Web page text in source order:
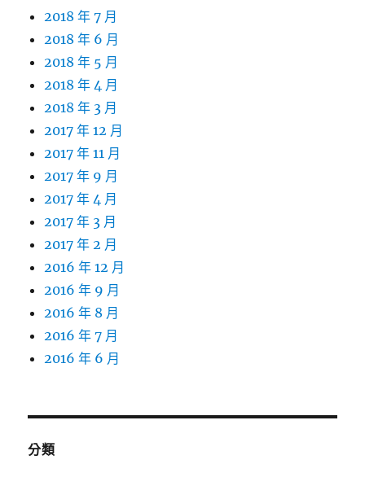
2018 年 7 月
2018 年 6 月
2018 年 5 月
2018 年 4 月
2018 年 3 月
2017 年 12 月
2017 年 11 月
2017 年 9 月
2017 年 4 月
2017 年 3 月
2017 年 2 月
2016 年 12 月
2016 年 9 月
2016 年 8 月
2016 年 7 月
2016 年 6 月
分類